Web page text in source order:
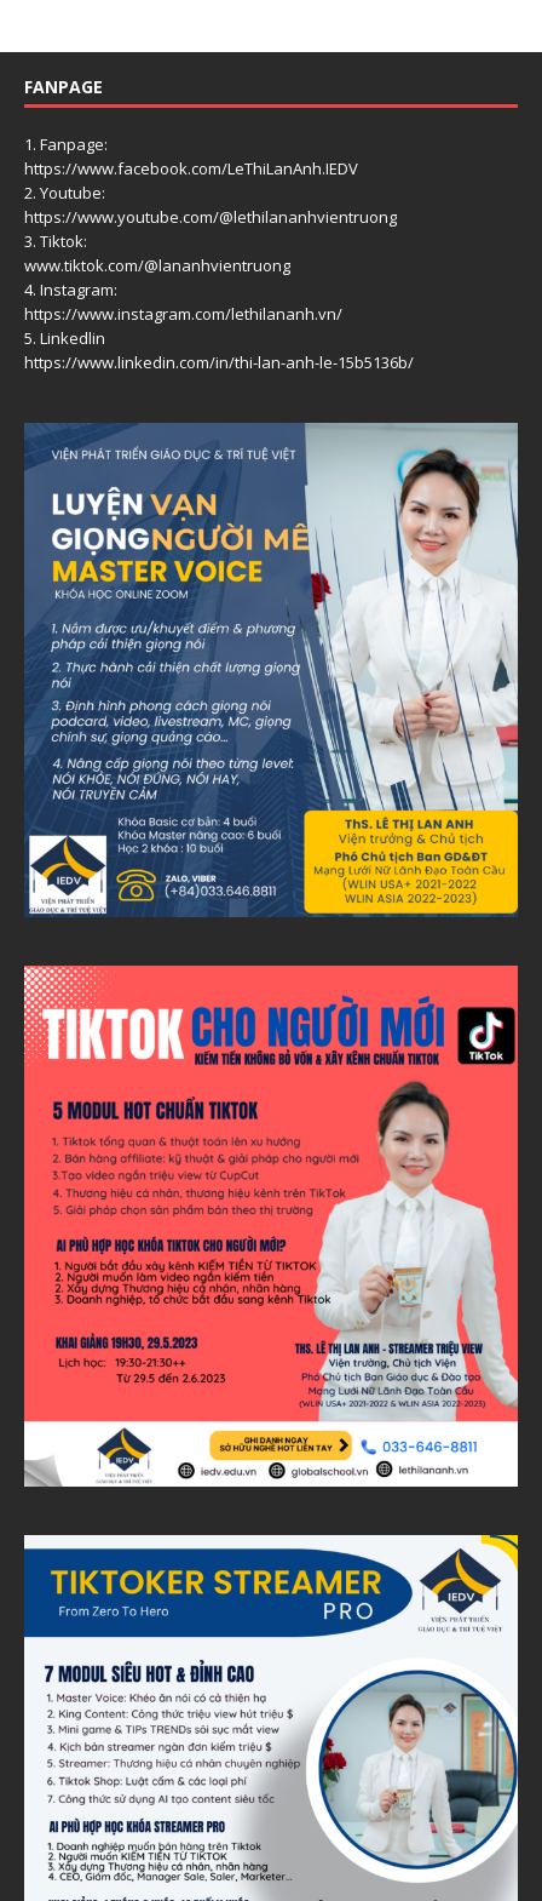
FANPAGE
1. Fanpage:
https://www.facebook.com/LeThiLanAnh.IEDV
2. Youtube:
https://www.youtube.com/@lethilananhvientruong
3. Tiktok:
www.tiktok.com/@lananhvientruong
4. Instagram:
https://www.instagram.com/lethilananh.vn/
5. Linkedlin
https://www.linkedin.com/in/thi-lan-anh-le-15b5136b/